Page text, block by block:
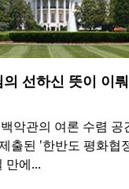
선하신 뜻이 이
악관의 여론 수렴 공
출된 '한반도 평화협
만에...